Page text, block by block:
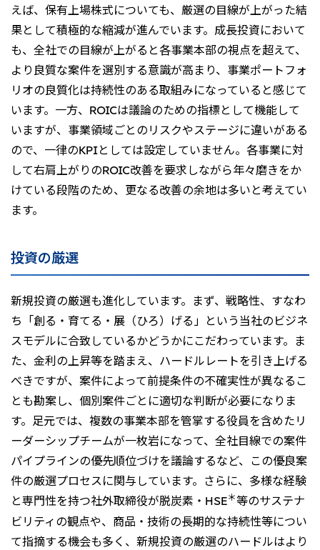
えば、保有上場株式についても、厳選の目線が上がった結
果として積極的な縮減が進んでいます。成長投資において
も、全社での目線が上がると各事業本部の視点を超えて、
より良質な案件を選別する意識が高まり、事業ポートフォ
リオの良質化は持続性のある取組みになっていると感じて
います。一方、ROICは議論のための指標として機能して
いますが、事業領域ごとのリスクやステージに違いがある
ので、一律のKPIとしては設定していません。各事業に対
して右肩上がりのROIC改善を要求しながら年々磨きをか
けている段階のため、更なる改善の余地は多いと考えてい
ます。
投資の厳選
新規投資の厳選も進化しています。まず、戦略性、すなわ
ち「創る・育てる・展（ひろ）げる」という当社のビジネ
スモデルに合致しているかどうかにこだわっています。ま
た、金利の上昇等を踏まえ、ハードルレートを引き上げる
べきですが、案件によって前提条件の不確実性が異なるこ
とも勘案し、個別案件ごとに適切な判断が必要になりま
す。足元では、複数の事業本部を管掌する役員を含めたリ
ーダーシップチームが一枚岩になって、全社目線での案件
パイプラインの優先順位づけを議論するなど、この優良案
件の厳選プロセスに関与しています。さらに、多様な経験
と専門性を持つ社外取締役が脱炭素・HSE＊等のサステナ
ビリティの観点や、商品・技術の長期的な持続性等につい
て指摘する機会も多く、新規投資の厳選のハードルはより